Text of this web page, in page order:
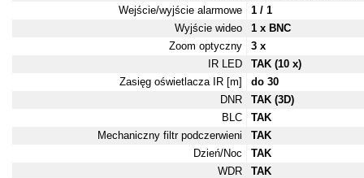
Wejście/wyjście alarmowe
1 / 1
Wyjście wideo
1 x BNC
Zoom optyczny
3 x
IR LED
TAK (10 x)
Zasięg oświetlacza IR [m]
do 30
DNR
TAK (3D)
BLC
TAK
Mechaniczny filtr podczerwieni
TAK
Dzień/Noc
TAK
WDR
TAK